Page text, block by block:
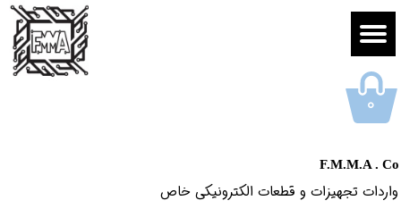
F.M.M.A . Co
واردات تجهیزات و قطعات الکترونیکى خاص​​​​​​​
۰